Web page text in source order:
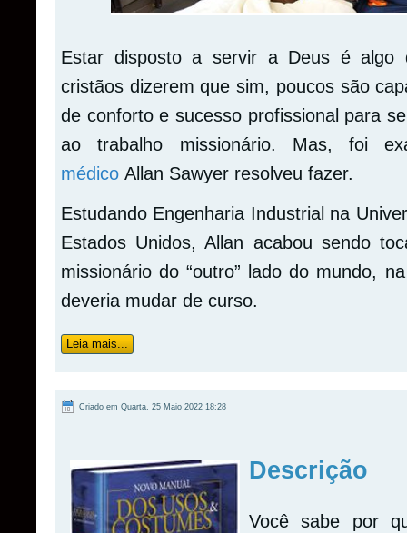
Estar disposto a servir a Deus é algo
cristãos dizerem que sim, poucos são
de conforto e sucesso profissional para
ao trabalho missionário. Mas, foi
médico Allan Sawyer resolveu fazer.
Estudando Engenharia Industrial na
Estados Unidos, Allan acabou sendo
missionário do “outro” lado do mundo,
deveria mudar de curso.
Leia mais...
Criado em Quarta, 25 Maio 2022 18:28
Descrição
Você sabe por